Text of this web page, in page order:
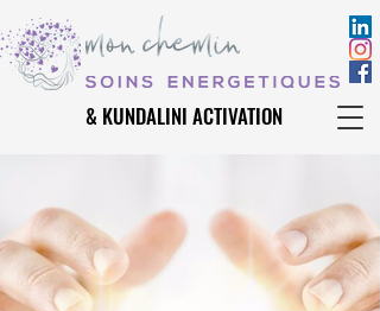
& KUNDALINI ACTIVATION
& KUNDALINI ACTIVATION